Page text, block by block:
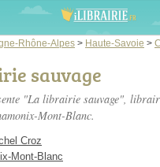
Rhône-Alpes > Haute-Savoie >
sauvage
"La librairie sauvage",
Mont-Blanc.
Croz
Mont-Blanc